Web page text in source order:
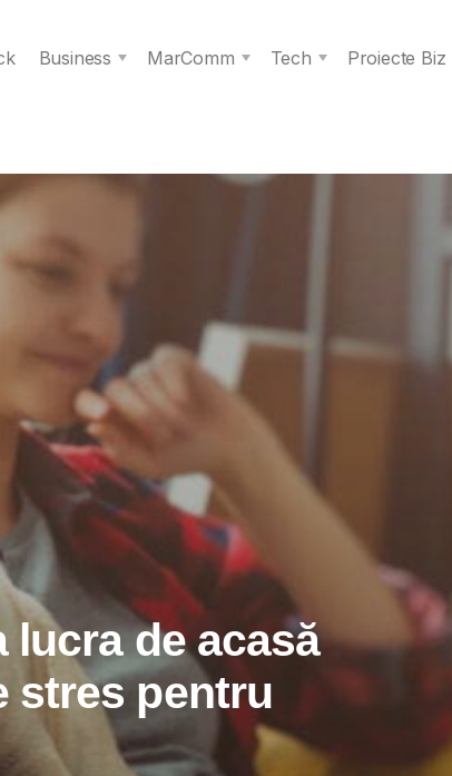
Business MarComm Tech
Proiecte Biz
lucra de acasă
stres pentru